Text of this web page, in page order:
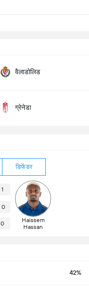
वैलाडोलिड
ग्रेनेडा
डिफेंडर
1
0
0
Haissem
Hassan
42%